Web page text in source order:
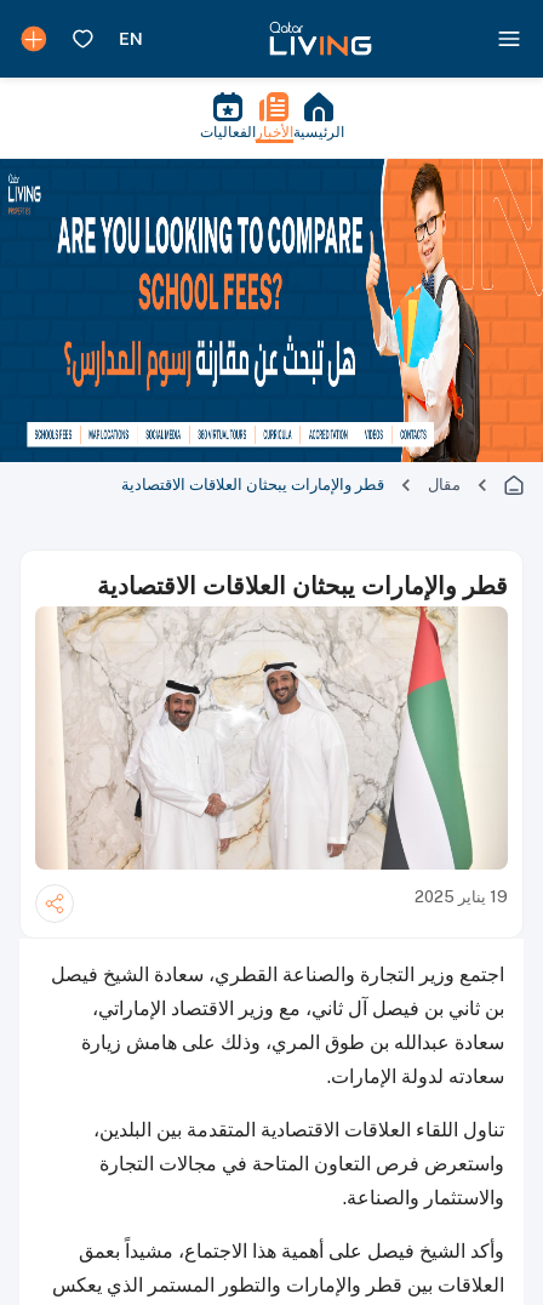
الرئيسية الأخبار الفعاليات
مقال قطر والإمارات يبحثان العلاقات الاقتصادية
قطر والإمارات يبحثان العلاقات الاقتصادية
19 يناير 2025
اجتمع وزير التجارة والصناعة القطري، سعادة الشيخ فيصل
بن ثاني بن فيصل آل ثاني، مع وزير الاقتصاد الإماراتي،
سعادة عبدالله بن طوق المري، وذلك على هامش زيارة
سعادته لدولة الإمارات.
تناول اللقاء العلاقات الاقتصادية المتقدمة بين البلدين،
واستعرض فرص التعاون المتاحة في مجالات التجارة
والاستثمار والصناعة.
وأكد الشيخ فيصل على أهمية هذا الاجتماع، مشيداً بعمق
العلاقات بين قطر والإمارات والتطور المستمر الذي يعكس